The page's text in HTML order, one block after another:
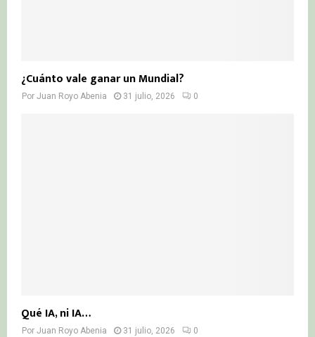
¿Cuánto vale ganar un Mundial?
Por Juan Royo Abenia 31 julio, 2026 0
Qué IA, ni IA…
Por Juan Royo Abenia 31 julio, 2026 0